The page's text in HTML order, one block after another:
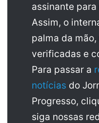
assinante
Assim, o
palma da
verificadas e
Para passar a
notícias do
Progresso,
siga nossas